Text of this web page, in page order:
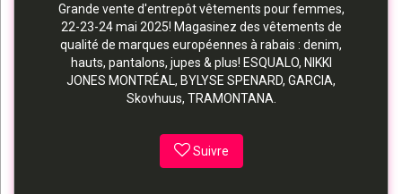
Grande vente d'entrepôt vêtements pour femmes,
22-23-24 mai 2025! Magasinez des vêtements de
qualité de marques européennes à rabais : denim,
hauts, pantalons, jupes & plus! ESQUALO, NIKKI
JONES MONTRÉAL, BYLYSE SPENARD, GARCIA,
Skovhuus, TRAMONTANA.
Suivre